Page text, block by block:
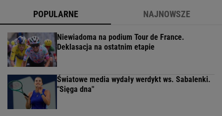
POPULARNE NAJNOWSZE
Niewiadoma na podium Tour de France.
Deklasacja na ostatnim etapie
Światowe media wydały werdykt ws. Sabalenki.
"Sięga dna"